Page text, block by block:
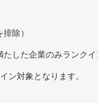
除）
した企業のみランク
ン対象となります。